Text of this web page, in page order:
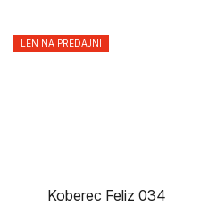
LEN NA PREDAJNI
Koberec Feliz 034